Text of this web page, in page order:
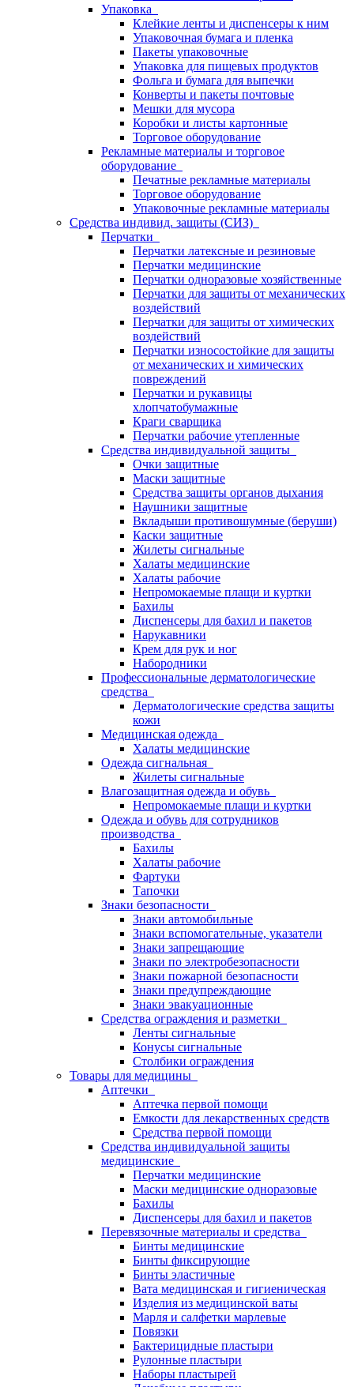
Упаковка
Клейкие ленты и диспенсеры к ним
Упаковочная бумага и пленка
Пакеты упаковочные
Упаковка для пищевых продуктов
Фольга и бумага для выпечки
Конверты и пакеты почтовые
Мешки для мусора
Коробки и листы картонные
Торговое оборудование
Рекламные материалы и торговое
оборудование
Печатные рекламные материалы
Торговое оборудование
Упаковочные рекламные материалы
Средства индивид. защиты (СИЗ)
Перчатки
Перчатки латексные и резиновые
Перчатки медицинские
Перчатки одноразовые хозяйственные
Перчатки для защиты от механических
воздействий
Перчатки для защиты от химических
воздействий
Перчатки износостойкие для защиты
от механических и химических
повреждений
Перчатки и рукавицы
хлопчатобумажные
Краги сварщика
Перчатки рабочие утепленные
Средства индивидуальной защиты
Очки защитные
Маски защитные
Средства защиты органов дыхания
Наушники защитные
Вкладыши противошумные (беруши)
Каски защитные
Жилеты сигнальные
Халаты медицинские
Халаты рабочие
Непромокаемые плащи и куртки
Бахилы
Диспенсеры для бахил и пакетов
Нарукавники
Крем для рук и ног
Набородники
Профессиональные дерматологические
средства
Дерматологические средства защиты
кожи
Медицинская одежда
Халаты медицинские
Одежда сигнальная
Жилеты сигнальные
Влагозащитная одежда и обувь
Непромокаемые плащи и куртки
Одежда и обувь для сотрудников
производства
Бахилы
Халаты рабочие
Фартуки
Тапочки
Знаки безопасности
Знаки автомобильные
Знаки вспомогательные, указатели
Знаки запрещающие
Знаки по электробезопасности
Знаки пожарной безопасности
Знаки предупреждающие
Знаки эвакуационные
Средства ограждения и разметки
Ленты сигнальные
Конусы сигнальные
Столбики ограждения
Товары для медицины
Аптечки
Аптечка первой помощи
Емкости для лекарственных средств
Средства первой помощи
Средства индивидуальной защиты
медицинские
Перчатки медицинские
Маски медицинские одноразовые
Бахилы
Диспенсеры для бахил и пакетов
Перевязочные материалы и средства
Бинты медицинские
Бинты фиксирующие
Бинты эластичные
Вата медицинская и гигиеническая
Изделия из медицинской ваты
Марля и салфетки марлевые
Повязки
Бактерицидные пластыри
Рулонные пластыри
Наборы пластырей